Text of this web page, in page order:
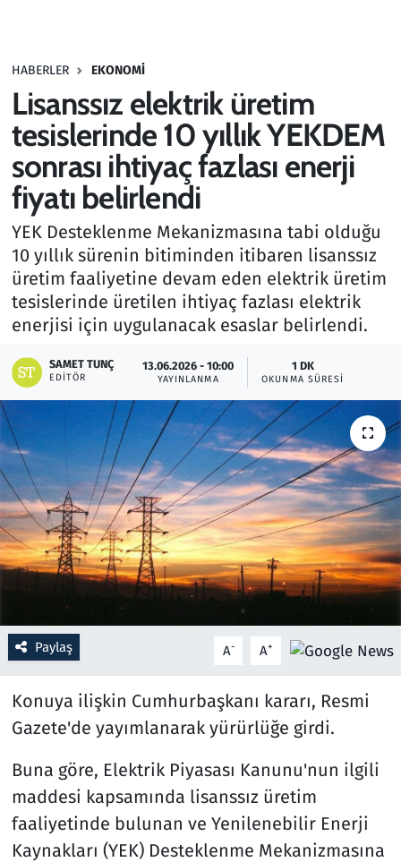
HABERLER EKONOMI
Lisanssız elektrik üretim
tesislerinde 10 yıllık YEKDEM
sonrası ihtiyaç fazlası enerji
fiyatı belirlendi
YEK Desteklenme Mekanizmasına tabi olduğu
10 yıllık sürenin bitiminden itibaren lisanssız
üretim faaliyetine devam eden elektrik üretim
tesislerinde üretilen ihtiyaç fazlası elektrik
enerjisi için uygulanacak esaslar belirlendi.
SAMET TUNÇ
EDITÖR
13.06.2026 - 10:00
YAYINLANMA
1 DK
OKUNMA SÜRESI
Paylaş A- A+
Konuya ilişkin Cumhurbaşkanı kararı, Resmi
Gazete'de yayımlanarak yürürlüğe girdi.
Buna göre, Elektrik Piyasası Kanunu'nun ilgili
maddesi kapsamında lisanssız üretim
faaliyetinde bulunan ve Yenilenebilir Enerji
Kaynakları (YEK) Desteklenme Mekanizmasına
Haber
Kültür Sanat
Kurumsal Haberler
Lezzet Durağı
Memur ve Kamu
Otomobil
Ramazan
Resmi İlanlar
Rüya Tabirleri
Sağlık
Savunma Sanayi
Seçim 2023
Teknoloji ve Bilim
Televizyon